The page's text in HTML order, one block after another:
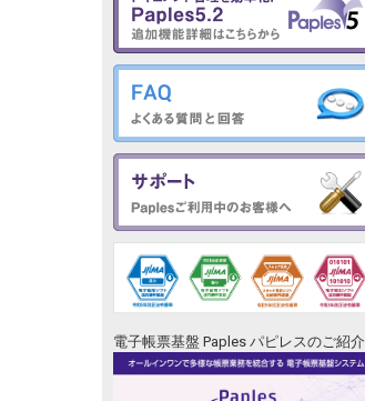
電子帳票基盤 Paples パピレスのご紹介